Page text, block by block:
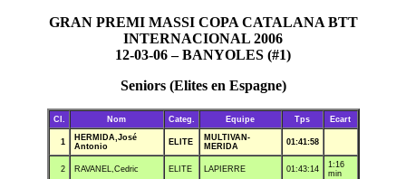
GRAN PREMI MASSI COPA CATALANA BTT
INTERNACIONAL 2006
12-03-06 – BANYOLES (#1)
Seniors (Elites en Espagne)
Cl. Nom Categ. Equipe Tps Ecart
1
HERMIDA,José
Antonio
ELITE
MULTIVAN-
MERIDA
01:41:58
2 RAVANEL,Cedric ELITE LAPIERRE 01:43:14
1:16
min